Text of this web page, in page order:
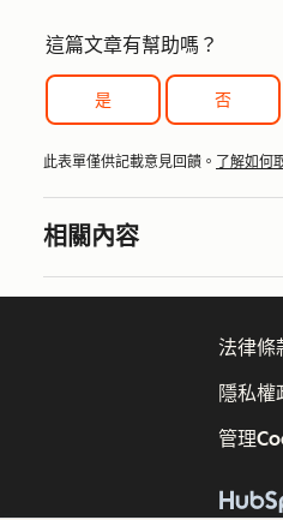
這篇文章有幫助嗎？
是 否
此表單僅供記載意見回饋。 了解如何
相關內容
法律條
隱私權
管理